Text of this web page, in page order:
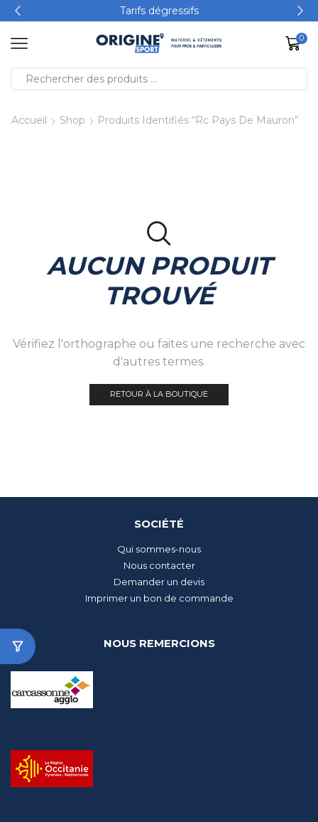
Tarifs dégressifs
0
Accueil Shop Produits Identifiés “rc Pays De Mauron”
AUCUN PRODUIT
TROUVÉ
Vérifiez l'orthographe ou faites une recherche avec
d'autres termes.
RETOUR À LA BOUTIQUE
SOCIÉTÉ
Qui sommes-nous
Nous contacter
Demander un devis
Imprimer un bon de commande
NOUS REMERCIONS